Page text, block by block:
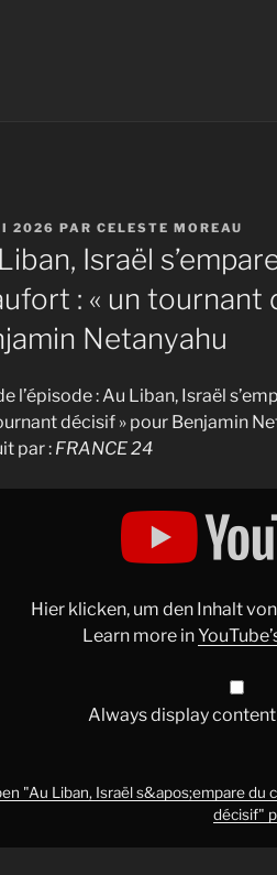
2026 PAR CELESTE MOREAU
Israël
: « un tournant
Netanyahu
l’épisode : Au Liban, Israël
décisif » pour Benjamin
par : FRANCE 24
Hier klicken, um den Inhalt
Learn more in
Always display
"Au Liban, Israël s&apos;empare
décisif"